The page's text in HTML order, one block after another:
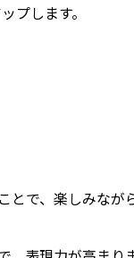
プします。
とで、楽しみなが